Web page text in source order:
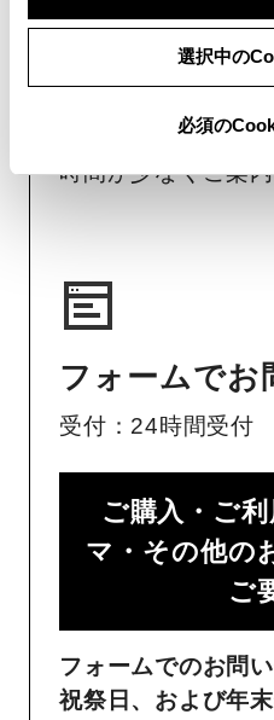
選択中の
必須の
い。
チャットでのお問
時間が少なくご案
フォームでお
受付：24時間受付
ご購入・ご
マ・その他の
ご
フォームでのお問
祝祭日、および年